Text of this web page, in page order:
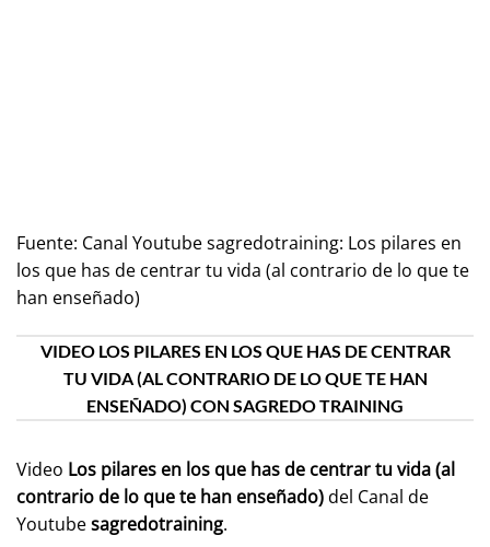
Fuente: Canal Youtube sagredotraining: Los pilares en
los que has de centrar tu vida (al contrario de lo que te
han enseñado)
VIDEO LOS PILARES EN LOS QUE HAS DE CENTRAR
TU VIDA (AL CONTRARIO DE LO QUE TE HAN
ENSEÑADO) CON SAGREDO TRAINING
Video Los pilares en los que has de centrar tu vida (al
contrario de lo que te han enseñado)del Canal de
Youtubesagredotraining.